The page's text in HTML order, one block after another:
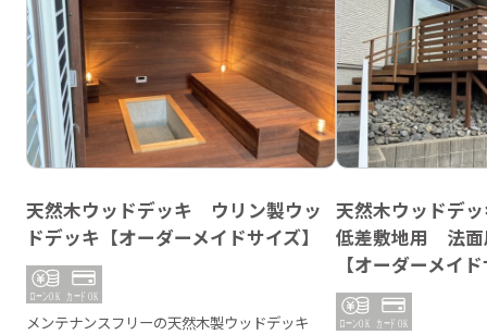
天然木ウッドデッキ ウリン製ウッ
ドデッキ【オーダーメイドサイズ】
メンテナンスフリーの天然木製ウッドデッキ
天然木ウッドデ
低差敷地用 法面
【オーダーメイ